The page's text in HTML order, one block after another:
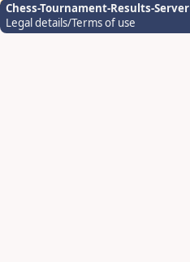
Chess-Tournament-Results-Server
Legal details/Terms of use